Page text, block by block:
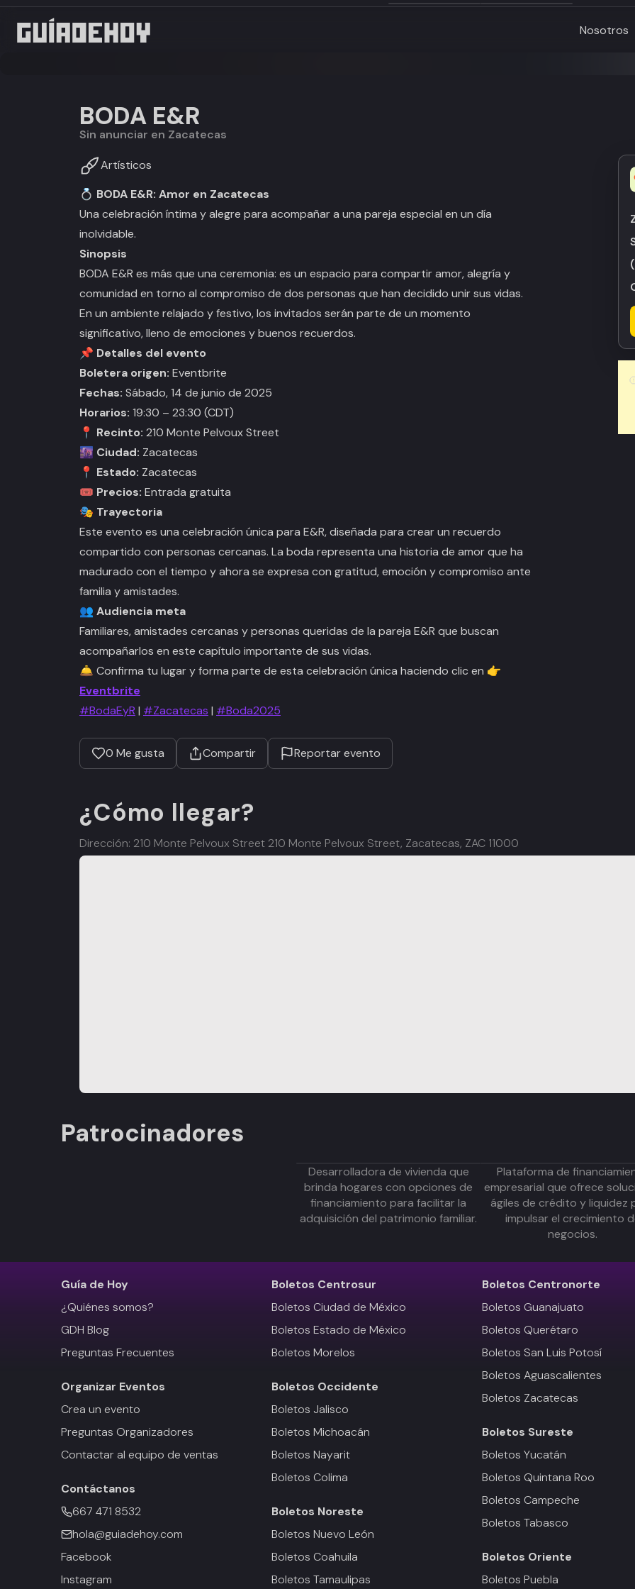
Nosotros
BODA E&R
Sin anunciar en Zacatecas
Artísticos
💍 BODA E&R: Amor en Zacatecas
Una celebración íntima y alegre para acompañar a una pareja especial en un día
inolvidable.
Sinopsis
BODA E&R es más que una ceremonia: es un espacio para compartir amor, alegría y
comunidad en torno al compromiso de dos personas que han decidido unir sus vidas.
En un ambiente relajado y festivo, los invitados serán parte de un momento
significativo, lleno de emociones y buenos recuerdos.
📌 Detalles del evento
Boletera origen: Eventbrite
Fechas: Sábado, 14 de junio de 2025
Horarios: 19:30 – 23:30 (CDT)
📍 Recinto: 210 Monte Pelvoux Street
🌆 Ciudad: Zacatecas
📍 Estado: Zacatecas
🎟 Precios: Entrada gratuita
🎭 Trayectoria
Este evento es una celebración única para E&R, diseñada para crear un recuerdo
compartido con personas cercanas. La boda representa una historia de amor que ha
madurado con el tiempo y ahora se expresa con gratitud, emoción y compromiso ante
familia y amistades.
👥 Audiencia meta
Familiares, amistades cercanas y personas queridas de la pareja E&R que buscan
acompañarlos en este capítulo importante de sus vidas.
🛎 Confirma tu lugar y forma parte de esta celebración única haciendo clic en 👉
Eventbrite
#BodaEyR | #Zacatecas | #Boda2025
0 Me gusta Compartir Reportar evento
¿Cómo llegar?
Dirección: 210 Monte Pelvoux Street 210 Monte Pelvoux Street, Zacatecas, ZAC 11000
Patrocinadores
Desarrolladora de vivienda que
brinda hogares con opciones de
financiamiento para facilitar la
adquisición del patrimonio familiar.
Plataforma de
empresarial que ofrece
ágiles de crédito y liquidez
impulsar el crecimiento
negocios.
Guía de Hoy
¿Quiénes somos?
GDH Blog
Preguntas Frecuentes
Organizar Eventos
Crea un evento
Preguntas Organizadores
Contactar al equipo de ventas
Contáctanos
667 471 8532
hola@guiadehoy.com
Facebook
Instagram
Boletos Centrosur
Boletos Ciudad de México
Boletos Estado de México
Boletos Morelos
Boletos Occidente
Boletos Jalisco
Boletos Michoacán
Boletos Nayarit
Boletos Colima
Boletos Noreste
Boletos Nuevo León
Boletos Coahuila
Boletos Tamaulipas
Boletos Centronorte
Boletos Guanajuato
Boletos Querétaro
Boletos San Luis Potosí
Boletos Aguascalientes
Boletos Zacatecas
Boletos Sureste
Boletos Yucatán
Boletos Quintana Roo
Boletos Campeche
Boletos Tabasco
Boletos Oriente
Boletos Puebla